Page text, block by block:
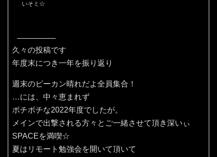
いそミ☆
久々の投稿です
年度末につき一年を振り返り
週末のピーカン晴れだよ全員集合！
…には、中々恵まれず
ボチボチな2022年度でしたが。
メインで出撃される方々とご一緒させて頂き深いぃ
SPACEを満喫☆
夏はリモート勉強会を開いて頂いて